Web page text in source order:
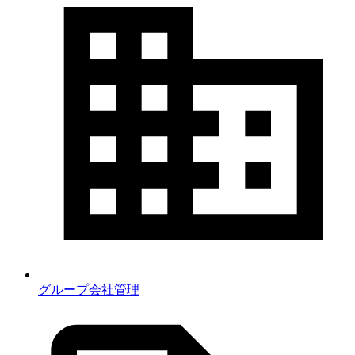
グループ会社管理